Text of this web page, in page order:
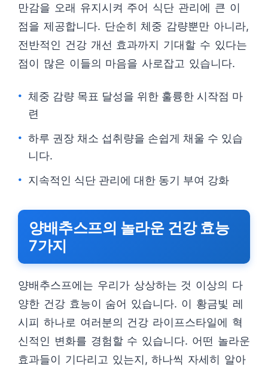
만감을 오래 유지시켜 주어 식단 관리에 큰 이
점을 제공합니다. 단순히 체중 감량뿐만 아니라,
전반적인 건강 개선 효과까지 기대할 수 있다는
점이 많은 이들의 마음을 사로잡고 있습니다.
체중 감량 목표 달성을 위한 훌륭한 시작점 마
련
하루 권장 채소 섭취량을 손쉽게 채울 수 있습
니다.
지속적인 식단 관리에 대한 동기 부여 강화
양배추스프의 놀라운 건강 효능
7가지
양배추스프에는 우리가 상상하는 것 이상의 다
양한 건강 효능이 숨어 있습니다. 이 황금빛 레
시피 하나로 여러분의 건강 라이프스타일에 혁
신적인 변화를 경험할 수 있습니다. 어떤 놀라운
효과들이 기다리고 있는지, 하나씩 자세히 알아